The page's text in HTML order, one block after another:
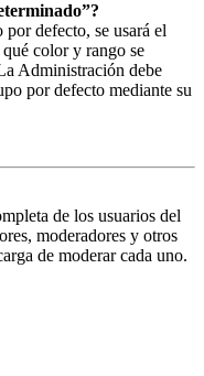
defecto, se usará el
color y rango se
Administración debe
por defecto mediante su
de los usuarios del
moderadores y otros
de moderar cada uno.